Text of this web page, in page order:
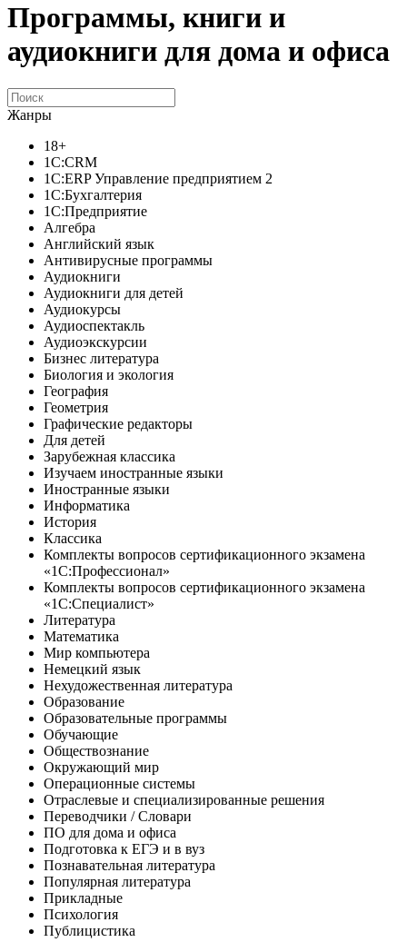
Программы, книги и
аудиокниги для дома и офиса
Жанры
18+
1C:CRM
1С:ERP Управление предприятием 2
1С:Бухгалтерия
1С:Предприятие
Алгебра
Английский язык
Антивирусные программы
Аудиокниги
Аудиокниги для детей
Аудиокурсы
Аудиоспектакль
Аудиоэкскурсии
Бизнес литература
Биология и экология
География
Геометрия
Графические редакторы
Для детей
Зарубежная классика
Изучаем иностранные языки
Иностранные языки
Информатика
История
Классика
Комплекты вопросов сертификационного экзамена
«1С:Профессионал»
Комплекты вопросов сертификационного экзамена
«1С:Специалист»
Литература
Математика
Мир компьютера
Немецкий язык
Нехудожественная литература
Образование
Образовательные программы
Обучающие
Обществознание
Окружающий мир
Операционные системы
Отраслевые и специализированные решения
Переводчики / Словари
ПО для дома и офиса
Подготовка к ЕГЭ и в вуз
Познавательная литература
Популярная литература
Прикладные
Психология
Публицистика